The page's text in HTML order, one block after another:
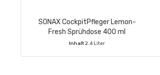
SONAX CockpitPfleger Lemon-
Fresh Sprühdose 400 ml
Inhalt2.4 Liter